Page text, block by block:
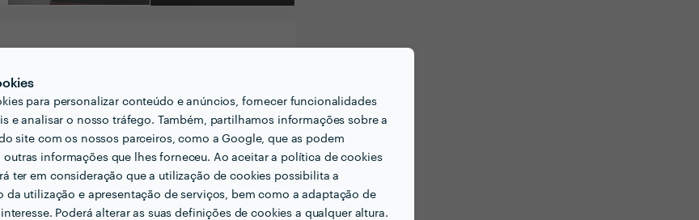
para personalizar conteúdo e anúncios, fornecer funcionalidades
e analisar o nosso tráfego. Também, partilhamos informações sobre a
site com os nossos parceiros, como a Google, que as podem
informações que lhes forneceu. Ao aceitar a política de cookies
ter em consideração que a utilização de cookies possibilita a
da utilização e apresentação de serviços, bem como a adaptação de
Poderá alterar as suas definições de cookies a qualquer altura.
pensar acerca do projecto que quer
da obra?